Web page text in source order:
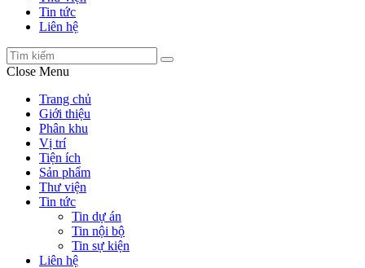
Tin tức
Liên hệ
Close Menu
Trang chủ
Giới thiệu
Phân khu
Vị trí
Tiện ích
Sản phẩm
Thư viện
Tin tức
Tin dự án
Tin nội bộ
Tin sự kiện
Liên hệ